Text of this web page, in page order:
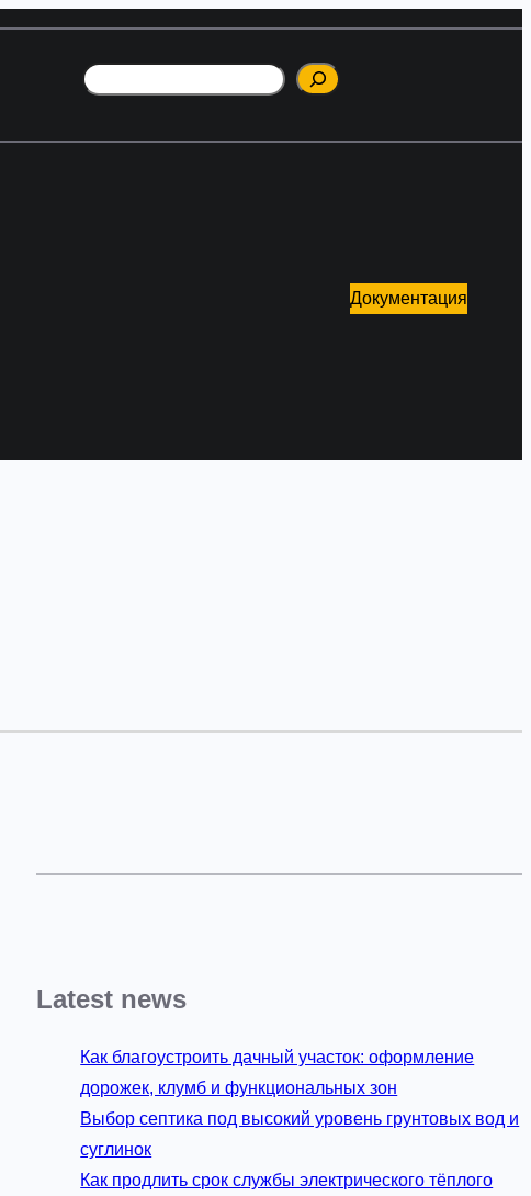
Поиск
Документация
Latest news
Как благоустроить дачный участок: оформление
дорожек, клумб и функциональных зон
Выбор септика под высокий уровень грунтовых вод и
суглинок
Как продлить срок службы электрического тёплого